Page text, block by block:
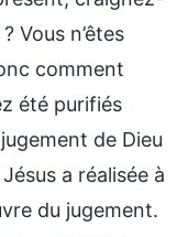
Vous n’êtes
comment
été purifiés
de Dieu
a réalisée à
du jugement.